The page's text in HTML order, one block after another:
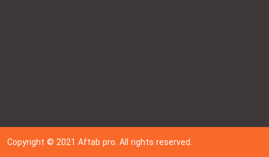
Copyright © 202 1Aftab pro. All rights reserved.